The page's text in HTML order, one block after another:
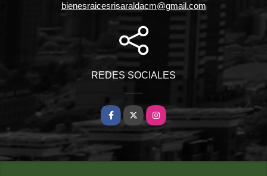
bienesraicesrisaraldacm@gmail.com
REDES SOCIALES
Facebook
X Instagram